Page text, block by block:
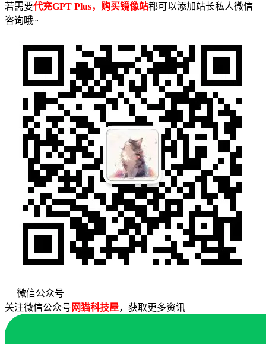
若需要代充GPT Plus，购买镜像站都可以添加站长私人微信
咨询哦~
微信公众号
关注微信公众号 网猫科技屋，获取更多资讯